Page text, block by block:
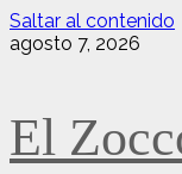
Saltar al contenido
agosto 7, 2026
El